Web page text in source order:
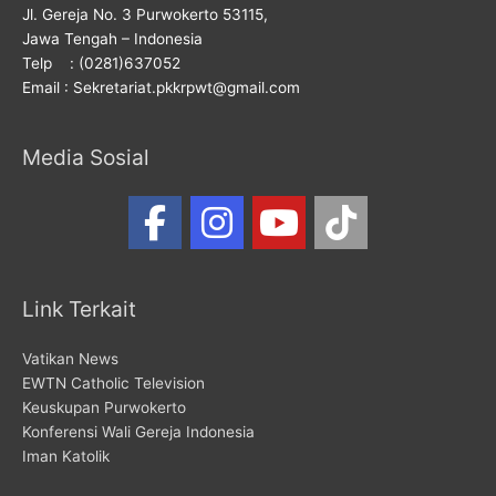
Jl. Gereja No. 3 Purwokerto 53115,
Jawa Tengah – Indonesia
Telp : (0281)637052
Email : Sekretariat.pkkrpwt@gmail.com
Media Sosial
Link Terkait
Vatikan News
EWTN Catholic Television
Keuskupan Purwokerto
Konferensi Wali Gereja Indonesia
Iman Katolik